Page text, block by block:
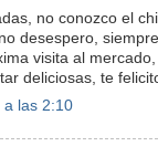
no conozco el
desespero,
visita al
deliciosas, te
a las 2:10